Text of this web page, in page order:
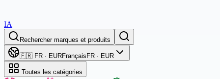
IA
Rechercher marques et produits
🇫🇷 FR · EURFrançais FR · EUR
Toutes les catégories